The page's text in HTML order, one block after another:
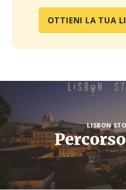
OTTIENI LA TUA
LISBON